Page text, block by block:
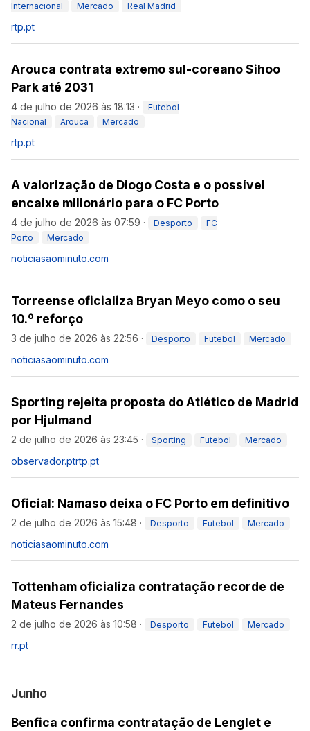
Internacional
Mercado Real Madrid
rtp.pt
Arouca contrata extremo sul-coreano Sihoo
Park até 2031
4 de julho de 2026 às 18:13 ·
Futebol
Nacional
Arouca Mercado
rtp.pt
A valorização de Diogo Costa e o possível
encaixe milionário para o FC Porto
4 de julho de 2026 às 07:59 · Desporto
FC
Porto
Mercado
noticiasaominuto.com
Torreense oficializa Bryan Meyo como o seu
10.º reforço
3 de julho de 2026 às 22:56 · Desporto Futebol Mercado
noticiasaominuto.com
Sporting rejeita proposta do Atlético de Madrid
por Hjulmand
2 de julho de 2026 às 23:45 · Sporting Futebol Mercado
observador.ptrtp.pt
Oficial: Namaso deixa o FC Porto em definitivo
2 de julho de 2026 às 15:48 · Desporto Futebol Mercado
noticiasaominuto.com
Tottenham oficializa contratação recorde de
Mateus Fernandes
2 de julho de 2026 às 10:58 · Desporto Futebol Mercado
rr.pt
Junho
Benfica confirma contratação de Lenglet e